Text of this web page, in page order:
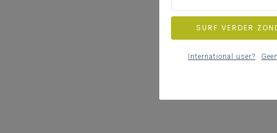
SURF VERDER
International user?